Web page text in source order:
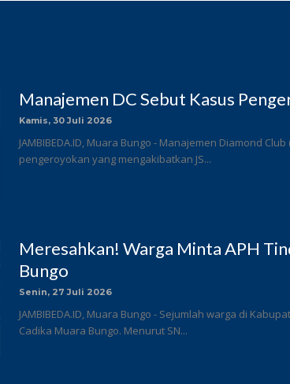
Manajemen DC Sebut Kasus
Kamis, 30 Juli 2026
JAMBIBEDA.ID, Muara Bungo - Manajemen Diamond
pengeroyokan yang mengakibatkan JS...
Meresahkan! Warga Minta APH
Bungo
Senin, 27 Juli 2026
JAMBIBEDA.ID, Muara Bungo - Sejumlah warga di
Cadika Muara Bungo. Menurut SN...